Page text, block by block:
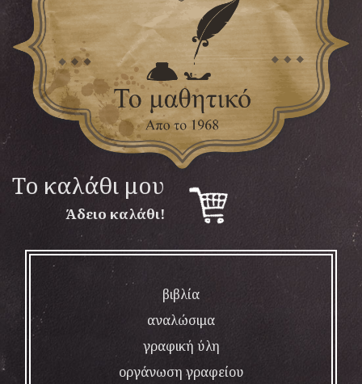
To καλάθι μου
Άδειο καλάθι!
βιβλία
αναλώσιμα
γραφική ύλη
οργάνωση γραφείου